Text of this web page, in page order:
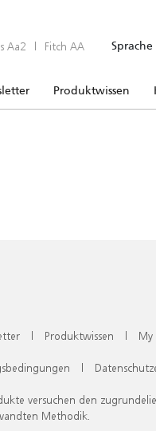
Aa2 | Fitch AA Sprache
Produktwissen
| Produktwissen | My
|
versuchen den
Methodik.